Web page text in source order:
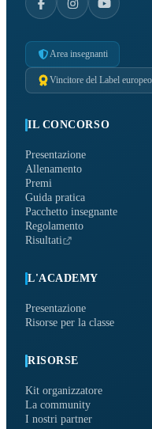
Area insegnanti
Vincitore del Label
IL CONCORSO
Presentazione
Allenamento
Premi
Guida pratica
Pacchetto insegnante
Regolamento
Risultati
L'ACADEMY
Presentazione
Risorse per la classe
RISORSE
Kit organizzatore
La community
I nostri partner